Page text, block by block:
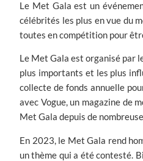
Le Met Gala est un
célébrités les plus en vue du
toutes en compétition pour
Le Met Gala est organisé par
plus importants et les plus
collecte de fonds annuelle
avec Vogue, un magazine de
Met Gala depuis de
En 2023, le Met Gala rend
un thème qui a été contesté.